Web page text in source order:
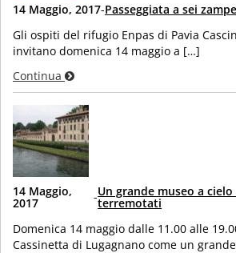
14 Maggio, 2017-Passeggiata a sei zampe
Gli ospiti del rifugio Enpas di Pavia
invitano domenica 14 maggio a […]
Continua
14 Maggio,
2017 -Un grande museo a
terremotati
Domenica 14 maggio dalle 11.00 alle
Cassinetta di Lugagnano come un